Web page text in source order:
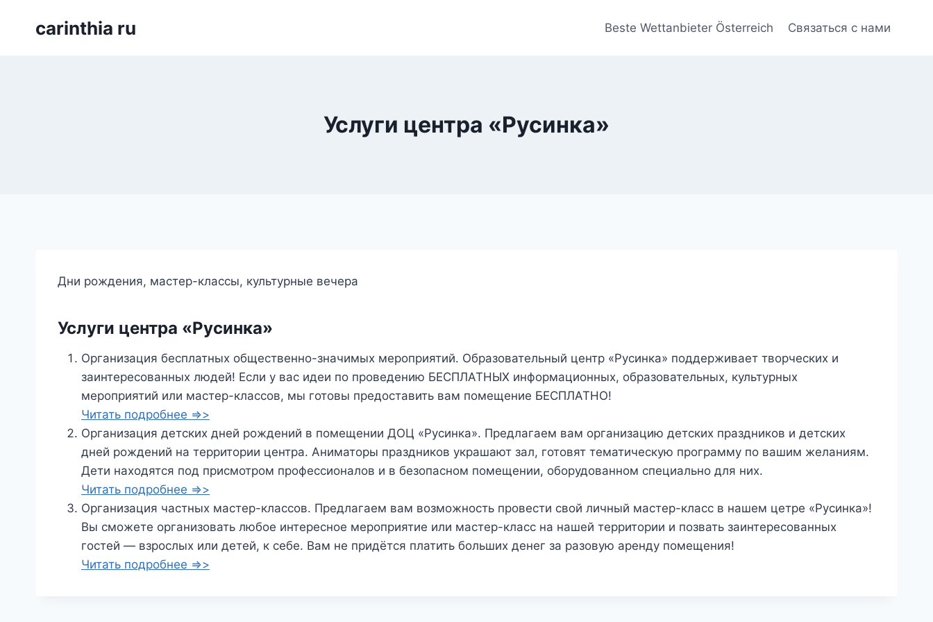
carinthia ru Beste Wettanbieter Österreich Связаться с нами
Услуги центра «Русинка»
Дни рождения, мастер-классы, культурные вечера
Услуги центра «Русинка»
Организация бесплатных общественно-значимых мероприятий. Образовательный центр «Русинка» поддерживает творческих и
заинтересованных людей! Если у вас идеи по проведению БЕСПЛАТНЫХ информационных, образовательных, культурных
мероприятий или мастер-классов, мы готовы предоставить вам помещение БЕСПЛАТНО!
Читать подробнее =>>
Организация детских дней рождений в помещении ДОЦ «Русинка». Предлагаем вам организацию детских праздников и детских
дней рождений на территории центра. Аниматоры праздников украшают зал, готовят тематическую программу по вашим желаниям.
Дети находятся под присмотром профессионалов и в безопасном помещении, оборудованном специально для них.
Читать подробнее =>>
Организация частных мастер-классов. Предлагаем вам возможность провести свой личный мастер-класс в нашем цетре «Русинка»!
Вы сможете организовать любое интересное мероприятие или мастер-класс на нашей территории и позвать заинтересованных
гостей — взрослых или детей, к себе. Вам не придётся платить больших денег за разовую аренду помещения!
Читать подробнее =>>